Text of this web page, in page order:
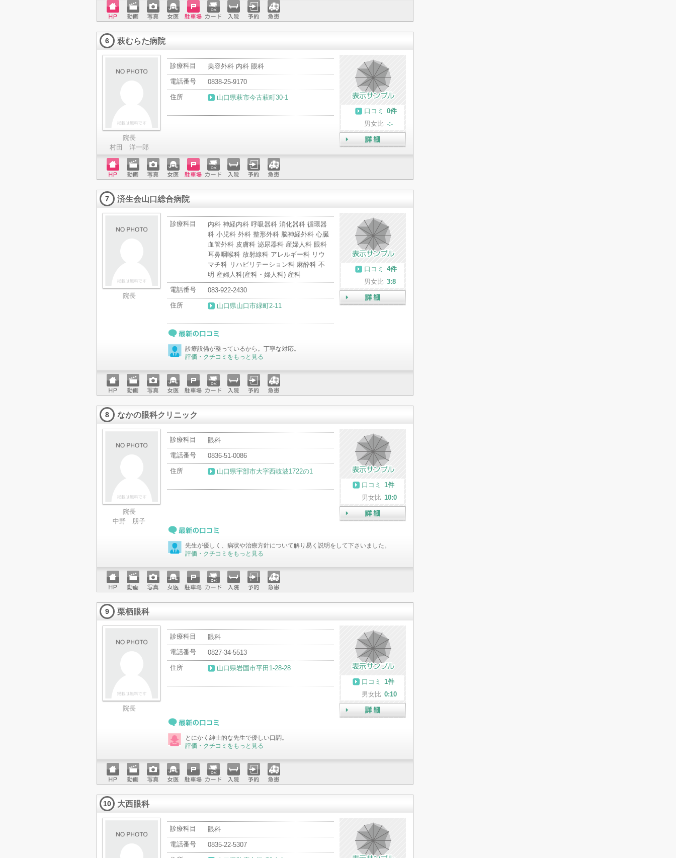
ホーム
ページ
動画 写真 女医 駐車場クレジ
ットカ
入院 予約 急患
6 萩むらた病院
院長
村田 洋一郎
診療科目
美容外科 内科 眼科
電話番号
0838-25-9170
住所
山口県萩市今古萩町30-1
口コミ
0件
男女比 -:-
ホーム
ページ
動画 写真 女医 駐車場クレジ
ットカ
入院 予約 急患
7 済生会山口総合病院
院長
診療科目
内科 神経内科 呼吸器科 消化器科 循環器
科 小児科 外科 整形外科 脳神経外科 心臓
血管外科 皮膚科 泌尿器科 産婦人科 眼科
耳鼻咽喉科 放射線科 アレルギー科 リウ
マチ科 リハビリテーション科 麻酔科 不
明 産婦人科(産科・婦人科) 産科
電話番号
083-922-2430
住所
山口県山口市緑町2-11
口コミ
4件
男女比 3:8
最新の口コミ診療設備が整っているから。丁寧な対応。
評価・クチコミをもっと見る
ホーム
ページ
動画 写真 女医 駐車場クレジ
ットカ
入院 予約 急患
8 なかの眼科クリニック
院長
中野 朋子
診療科目
眼科
電話番号
0836-51-0086
住所
山口県宇部市大字西岐波1722の1
口コミ
1件
男女比 10:0
最新の口コミ先生が優しく、病状や治療方針について解り易く説明をして下さいました。
評価・クチコミをもっと見る
ホーム
ページ
動画 写真 女医 駐車場クレジ
ットカ
入院 予約 急患
9 栗栖眼科
院長
診療科目
眼科
電話番号
0827-34-5513
住所
山口県岩国市平田1-28-28
口コミ
1件
男女比 0:10
最新の口コミとにかく紳士的な先生で優しい口調。
評価・クチコミをもっと見る
ホーム
ページ
動画 写真 女医 駐車場クレジ
ットカ
入院 予約 急患
10 大西眼科
診療科目
眼科
電話番号
0835-22-5307